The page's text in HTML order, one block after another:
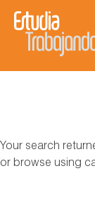
Your search
or browse using